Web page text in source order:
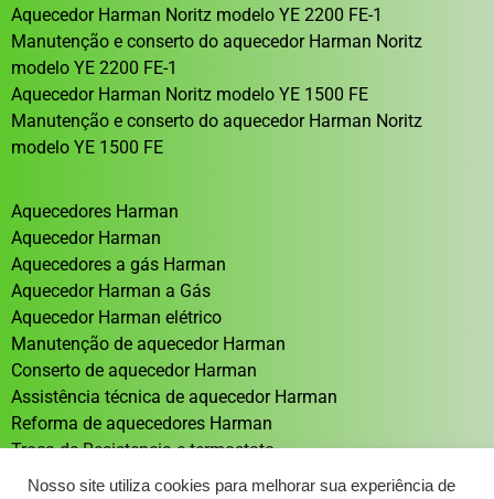
Aquecedor Harman Noritz modelo YE 2200 FE-1
Manutenção e conserto do aquecedor Harman Noritz
modelo YE 2200 FE-1
Aquecedor Harman Noritz modelo YE 1500 FE
Manutenção e conserto do aquecedor Harman Noritz
modelo YE 1500 FE
Aquecedores Harman
Aquecedor Harman
Aquecedores a gás Harman
Aquecedor Harman a Gás
Aquecedor Harman elétrico
Manutenção de aquecedor Harman
Conserto de aquecedor Harman
Assistência técnica de aquecedor Harman
Reforma de aquecedores Harman
Troca de Resistencia e termostato
Aquecedor solar Sistema de aquecimento solar
Nosso site utiliza cookies para melhorar sua experiência de